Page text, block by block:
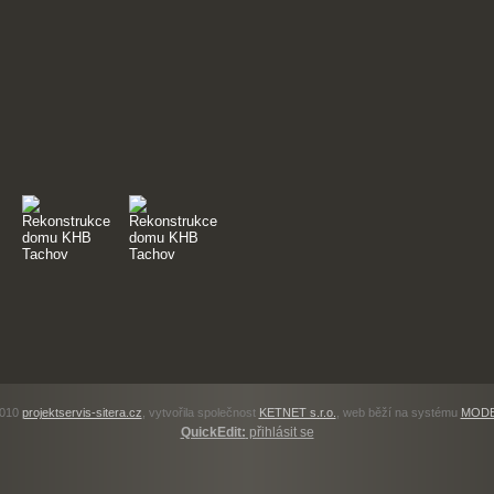
projektservis-sitera.cz , vytvořila společnost KETNET s.r.o. , web běží na systému
QuickEdit: přihlásit se